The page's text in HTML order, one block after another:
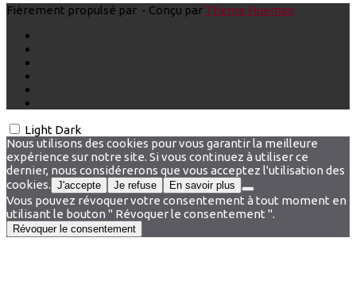
Fièrement propulsé par - Conçu par Thème Hueman
Light Dark
Nous utilisons des cookies pour vous garantir la meilleure
expérience sur notre site. Si vous continuez à utiliser ce
dernier, nous considérerons que vous acceptez l'utilisation des
cookies. J'accepte Je refuse En savoir plus
Vous pouvez révoquer votre consentement à tout moment en
utilisant le bouton " Révoquer le consentement ".
Révoquer le consentement